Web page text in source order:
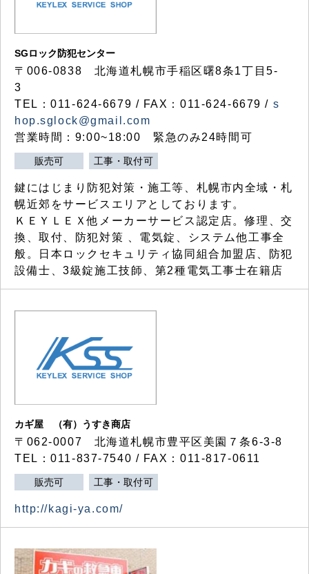
SGロック防犯センター
〒006-0838 北海道札幌市手稲区曙8条1丁目5-
3
TEL：011-624-6679 / FAX：011-624-6679 / s
hop.sglock@gmail.com
営業時間：9:00~18:00 緊急のみ24時間可
販売可 工事・取付可
鍵にはじまり防犯対策・施工等、札幌市内全域・札
幌近郊をサービスエリアとしております。
ＫＥＹＬＥＸ他メーカーサービス認定店。修理、交
換、取付、防犯対策 、電気錠、システム他工事全
般。日本ロックセキュリティ協同組合加盟店、防犯
設備士、3級錠施工技師、第2種電気工事士在籍店
カギ屋 （有）うすき商店
〒062-0007 北海道札幌市豊平区美園７条6-3-8
TEL：011-837-7540 / FAX：011-817-0611
販売可 工事・取付可
http://kagi-ya.com/